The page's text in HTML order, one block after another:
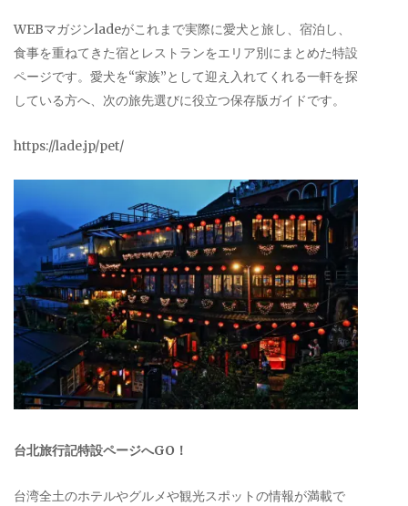
WEBマガジンladeがこれまで実際に愛犬と旅し、宿泊し、
食事を重ねてきた宿とレストランをエリア別にまとめた特設
ページです。愛犬を“家族”として迎え入れてくれる一軒を探
している方へ、次の旅先選びに役立つ保存版ガイドです。
https://lade.jp/pet/
台北旅行記特設ページへGO！
台湾全土のホテルやグルメや観光スポットの情報が満載で